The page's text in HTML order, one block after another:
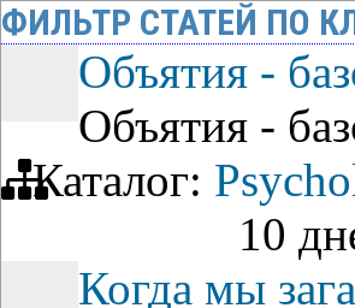
ФИЛЬТР СТАТЕЙ ПО
Объятия -
Объятия -
Каталог:
10
Когда мы